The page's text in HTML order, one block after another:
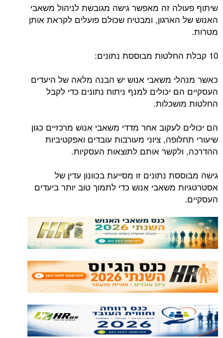
שיתוף פעולה זה מאפשר גישה מגובשת לניהול משאבי
האנוש של הארגון, ומבטיח שכולם פועלים לקראת אותן
מטרות.
10 קבלת החלטות מבוססת נתונים:
כאשר מנהלי משאבי אנוש יש הבנה מלאה של היעדים
העסקיים הם יכולים למנף ניתוח נתונים כדי לקבל
החלטות מושכלות.
הם יכולים לעקוב אחר מדדי משאבי אנוש מרכזיים כגון
שיעורי תחלופה, ציוני מעורבות עובדים ואפקטיביות
ההדרכה, ולקשר אותם לתוצאות העסקיות.
גישה מבוססת נתונים זו מסייעת בכוונון עדין של
אסטרטגיות משאבי אנוש כדי לתמוך טוב יותר ביעדים
העסקיים.